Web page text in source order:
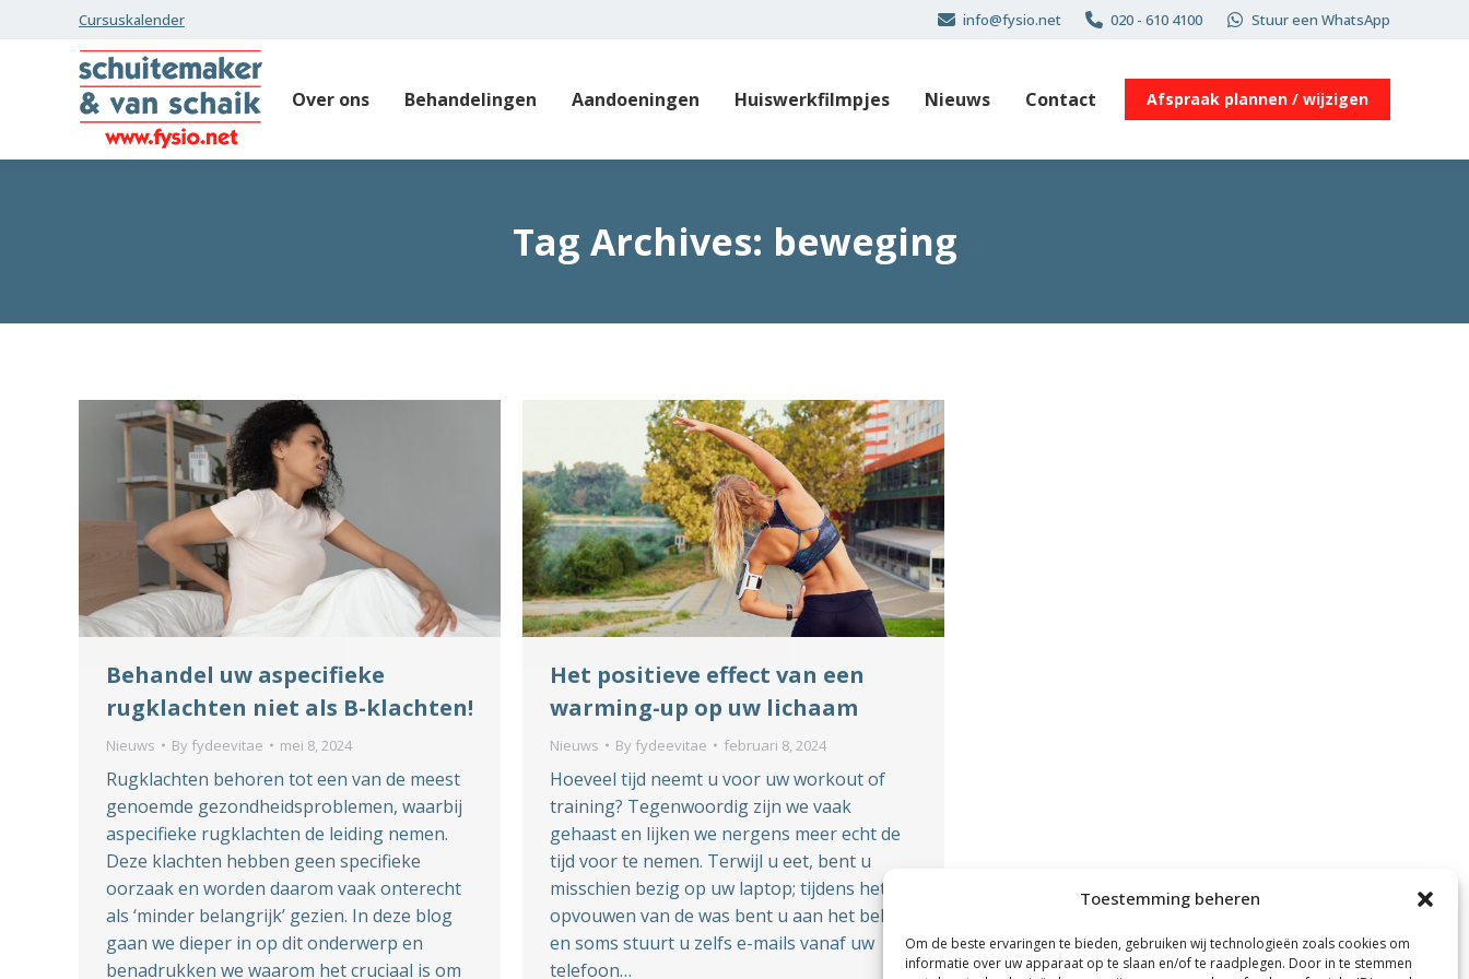
Toestemming beheren
Om de beste ervaringen te bieden, gebruiken wij technologieën zoals cookies om
informatie over uw apparaat op te slaan en/of te raadplegen. Door in te stemmen
Cursuskalender info@fysio.net 020 - 610 4100 Stuur een WhatsApp
Over ons Behandelingen Aandoeningen Huiswerkfilmpjes Nieuws Contact Afspraak plannen / wijzigen
Tag Archives: beweging
Behandel uw aspecifieke
rugklachten niet als B-klachten!
Nieuws By fydeevitae mei 8, 2024
Rugklachten behoren tot een van de meest
genoemde gezondheidsproblemen, waarbij
aspecifieke rugklachten de leiding nemen.
Deze klachten hebben geen specifieke
oorzaak en worden daarom vaak onterecht
als ‘minder belangrijk’ gezien. In deze blog
gaan we dieper in op dit onderwerp en
benadrukken we waarom het cruciaal is om
Het positieve effect van een
warming-up op uw lichaam
Nieuws By fydeevitae februari 8, 2024
Hoeveel tijd neemt u voor uw workout of
training? Tegenwoordig zijn we vaak
gehaast en lijken we nergens meer echt de
tijd voor te nemen. Terwijl u eet, bent u
misschien bezig op uw laptop; tijdens het
opvouwen van de was bent u aan het bellen
en soms stuurt u zelfs e-mails vanaf uw
telefoon…